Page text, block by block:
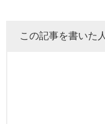
この記事を書いた人